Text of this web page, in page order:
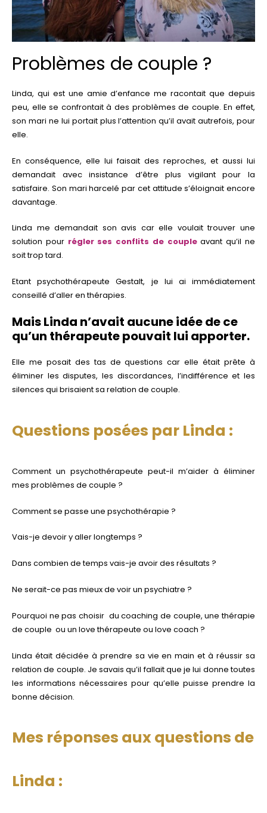
Problèmes de couple ?
Linda, qui est une amie d’enfance me racontait que depuis
peu, elle se confrontait à des problèmes de couple. En effet,
son mari ne lui portait plus l’attention qu’il avait autrefois, pour
elle.
En conséquence, elle lui faisait des reproches, et aussi lui
demandait avec insistance d’être plus vigilant pour la
satisfaire. Son mari harcelé par cet attitude s’éloignait encore
davantage.
Linda me demandait son avis car elle voulait trouver une
solution pour régler ses conflits de couple avant qu’il ne
soit trop tard.
Etant psychothérapeute Gestalt, je lui ai immédiatement
conseillé d’aller en thérapies.
Mais Linda n’avait aucune idée de ce
qu’un thérapeute pouvait lui apporter.
Elle me posait des tas de questions car elle était prête à
éliminer les disputes, les discordances, l’indifférence et les
silences qui brisaient sa relation de couple.
Questions posées par Linda :
Comment un psychothérapeute peut-il m’aider à éliminer
mes problèmes de couple ?
Comment se passe une psychothérapie ?
Vais-je devoir y aller longtemps ?
Dans combien de temps vais-je avoir des résultats ?
Ne serait-ce pas mieux de voir un psychiatre ?
Pourquoi ne pas choisir du coaching de couple, une thérapie
de couple ou un love thérapeute ou love coach ?
Linda était décidée à prendre sa vie en main et à réussir sa
relation de couple. Je savais qu’il fallait que je lui donne toutes
les informations nécessaires pour qu’elle puisse prendre la
bonne décision.
Mes réponses aux questions de
Linda :